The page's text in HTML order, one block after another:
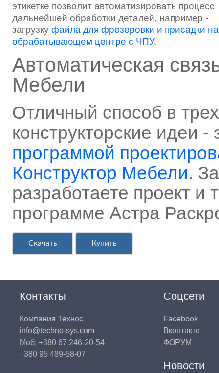
этикетке позволит автоматизировать процесс
дальнейшей обработки деталей, например -
загрузку файла для фрезеровки и присадки на
обрабатывающем центре с ЧПУ.
Автоматическая
Мебели
Отличный способ в
конструкторские идеи -
программой
Конструктор Мебели.
разработаете проект и
программе Астра
Скачать Купить
Контакты
Компания Технос
info@techno-sys.com
Моб: +380 67 246-20-54
+380 95 489-58-07
Соцсети
Facebook
Вконтакте
ФОРУМ
Новости